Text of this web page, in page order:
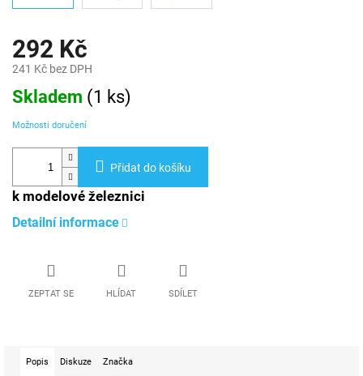
292 Kč
241 Kč bez DPH
Měrná
cena:
Skladem (1 ks)
Možnosti doručení
Přidat do košíku
k modelové železnici
Detailní informace
ZEPTAT SE HLÍDAT SDÍLET
Popis Diskuze Značka